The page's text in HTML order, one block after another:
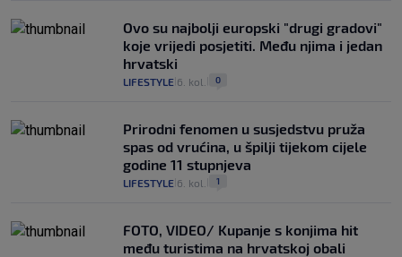
Ovo su najbolji europski "drugi gradovi"
koje vrijedi posjetiti. Među njima i jedan
hrvatski
LIFESTYLE 6. kol. 0
Prirodni fenomen u susjedstvu pruža
spas od vrućina, u špilji tijekom cijele
godine 11 stupnjeva
LIFESTYLE 6. kol. 1
FOTO, VIDEO/ Kupanje s konjima hit
među turistima na hrvatskoj obali